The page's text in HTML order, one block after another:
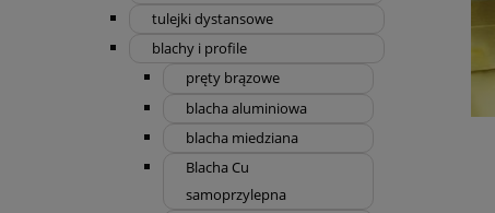
tulejki dystansowe
blachy i profile
pręty brązowe
blacha aluminiowa
blacha miedziana
Blacha Cu
samoprzylepna